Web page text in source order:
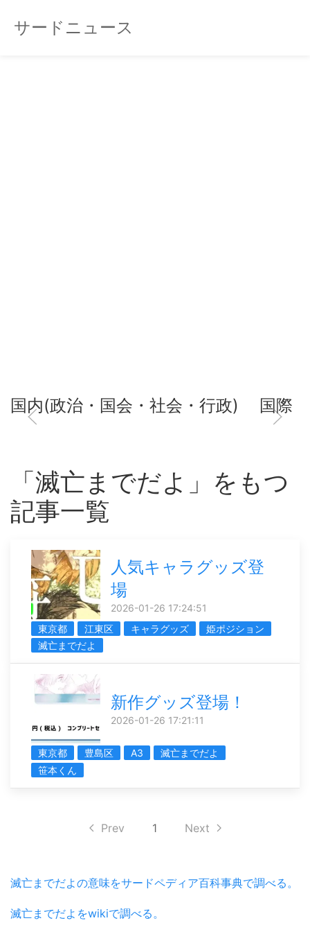
サードニュース
国内(政治・国会・社会・行政) 国際
「滅亡までだよ」をもつ
記事一覧
人気キャラグッズ登
場
2026-01-26 17:24:51
東京都
江東区 キャラグッズ
姫ポジション
滅亡までだよ
新作グッズ登場！
2026-01-26 17:21:11
東京都 豊島区 A3
滅亡までだよ
笹本くん
Prev 1 Next
滅亡までだよの意味をサードペディア百科事典で調べる。
滅亡までだよをwikiで調べる。